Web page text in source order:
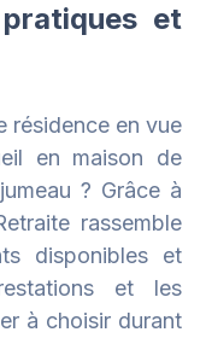
et
résidence en vue
en maison de
? Grâce à
rassemble
disponibles et
et les
à choisir durant